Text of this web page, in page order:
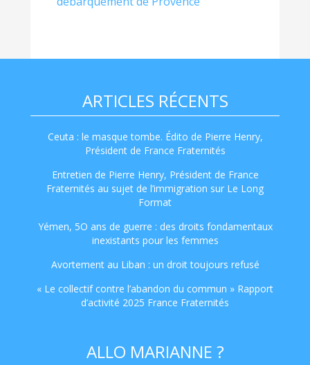
ARTICLES RÉCENTS
Ceuta : le masque tombe. Édito de Pierre Henry,
Président de France Fraternités
Entretien de Pierre Henry, Président de France
Fraternités au sujet de l’immigration sur Le Long
Format
Yémen, 5O ans de guerre : des droits fondamentaux
inexistants pour les femmes
Avortement au Liban : un droit toujours refusé
« Le collectif contre l’abandon du commun » Rapport
d’activité 2025 France Fraternités
ALLO MARIANNE ?